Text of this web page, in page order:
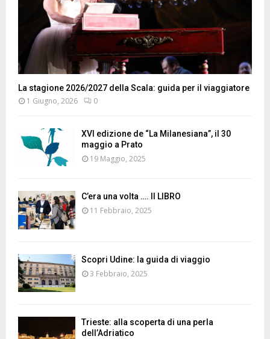
La stagione 2026/2027 della Scala: guida per il viaggiatore
1 Giugno, 2026 0
XVI edizione de “La Milanesiana”, il 30
maggio a Prato
19 Maggio, 2025
C’era una volta …. Il LIBRO
11 Febbraio, 2025
Scopri Udine: la guida di viaggio
3 Febbraio, 2025
Trieste: alla scoperta di una perla
dell’Adriatico